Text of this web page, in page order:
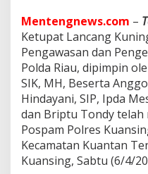
w
a
s
d
a
P
o
l
d
a
i
Mentengnews.com –
Ketupat Lancang
Pengawasan dan
Polda Riau, dipimpin
SIK, MH, Beserta
Hindayani, SIP, Ipda
dan Briptu Tondy
Pospam Polres
Kecamatan Kuantan
Kuansing, Sabtu (6/4/